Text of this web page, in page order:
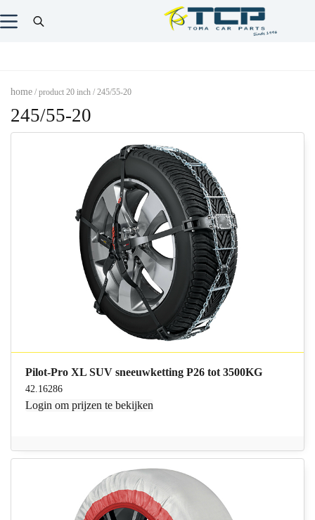
home / product 20 inch / 245/55-20
245/55-20
Pilot-Pro XL SUV sneeuwketting P26 tot 3500KG
42.16286
Login om prijzen te bekijken